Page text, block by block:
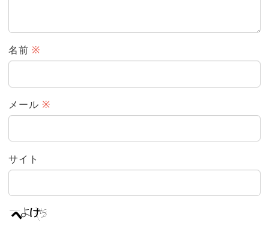
名前 ※
メール ※
サイト